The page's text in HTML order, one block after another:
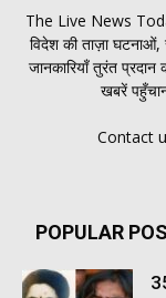
The Live News
विदेश की ताज़ा
जानकारियाँ तुरंत प्रदान
खबरें
Contact
POPULAR